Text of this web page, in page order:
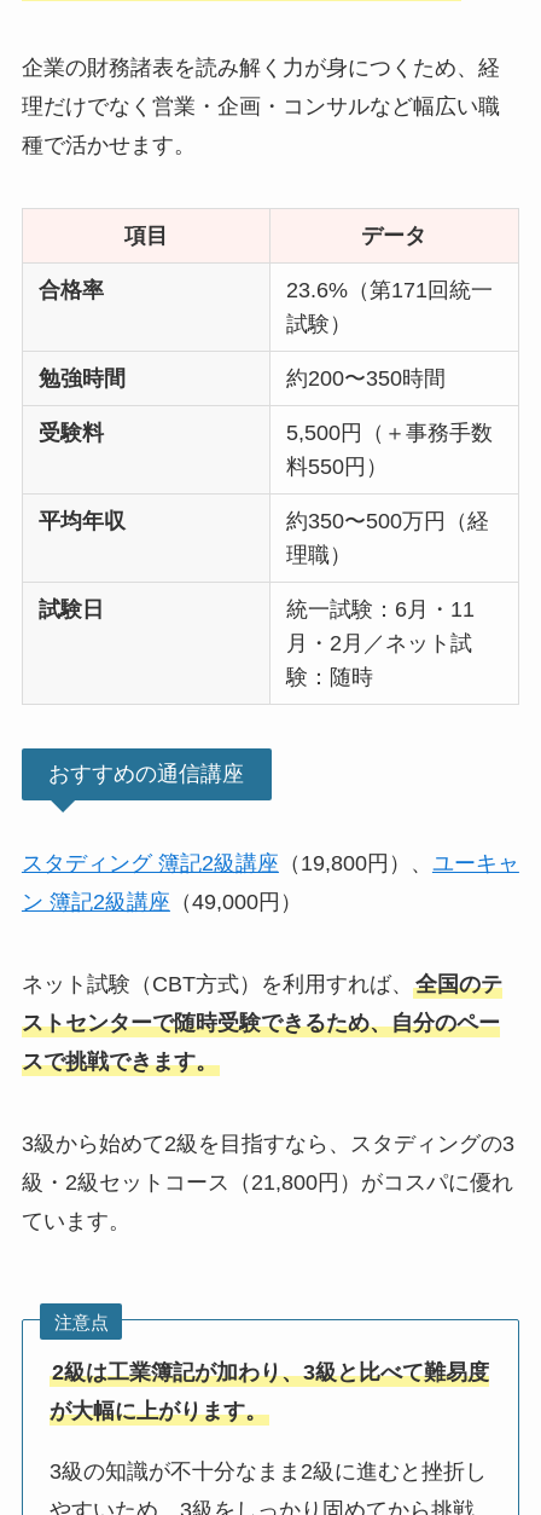
企業の財務諸表を読み解く力が身につくため、経
理だけでなく営業・企画・コンサルなど幅広い職
種で活かせます。
項目 データ
合格率
23.6%（第171回統一
試験）
勉強時間 約200〜350時間
受験料
5,500円（＋事務手数
料550円）
平均年収
約350〜500万円（経
理職）
試験日
統一試験：6月・11
月・2月／ネット試
験：随時
おすすめの通信講座
スタディング 簿記2級講座 （19,800円）、 ユーキャ
ン 簿記2級講座 （49,000円）
ネット試験（CBT方式）を利用すれば、 全国のテ
ストセンターで随時受験できるため、自分のペー
スで挑戦できます。
3級から始めて2級を目指すなら、スタディングの3
級・2級セットコース（21,800円）がコスパに優れ
ています。
注意点
2級は工業簿記が加わり、3級と比べて難易度
が大幅に上がります。
3級の知識が不十分なまま2級に進むと挫折し